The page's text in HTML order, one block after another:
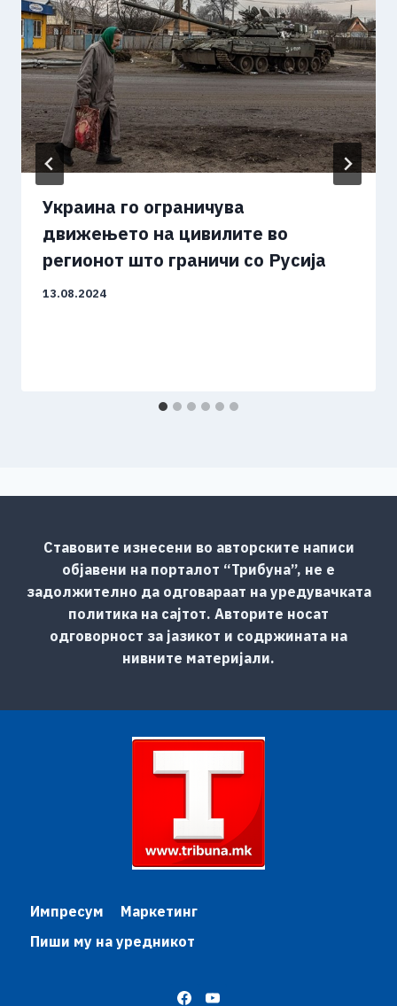
Украина го ограничува
движењето на цивилите во
регионот што граничи со Русија
13.08.2024
Ставовите изнесени во авторските написи
објавени на порталот “Трибуна”, не е
задолжително да одговараат на уредувачката
политика на сајтот. Авторите носат
одговорност за јазикот и содржината на
нивните материјали.
Импресум
Маркетинг
Пиши му на уредникот